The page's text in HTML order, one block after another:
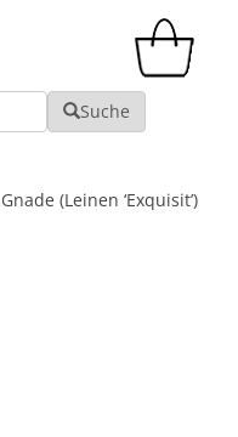
Suche
(Leinen ‘Exquisit’)